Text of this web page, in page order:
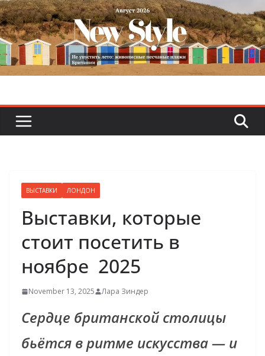
Skip
to
content
ВЫСТАВКИ ЛОНДОН
Выставки, которые
стоит посетить в
ноябре 2025
November 13, 2025 Лара Зиндер
Сердце британской столицы
бьётся в ритме искусства — и